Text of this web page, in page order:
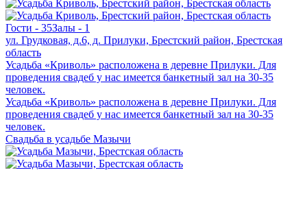
Гости - 35Залы - 1
ул. Грудковая, д.6, д. Прилуки, Брестский район, Брестская
область
Усадьба «Криволь» расположена в деревне Прилуки. Для
проведения свадеб у нас имеется банкетный зал на 30-35
человек.
Усадьба «Криволь» расположена в деревне Прилуки. Для
проведения свадеб у нас имеется банкетный зал на 30-35
человек.
Свадьба в усадьбе Мазычи